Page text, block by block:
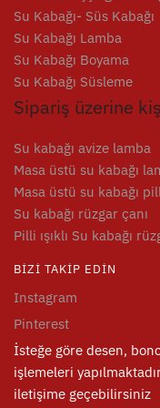
Su Kabağı- Süs Kabağı
Su Kabağı Lamba
Su Kabağı Boyama
Su Kabağı Süsleme
Sipariş üzerine
Su kabağı avize lamba
Masa üstü su kabağı
Masa üstü su kabağı
Su kabağı rüzgar çanı
Pilli ışıklı Su kabağı
BIZI TAKIP EDIN
Instagram
Pinterest
İsteğe göre desen,
işlemeleri
iletişime geçebilirsiniz